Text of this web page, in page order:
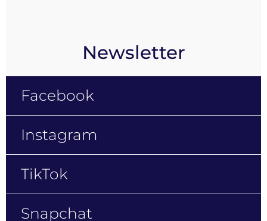
Newsletter
Facebook
Instagram
TikTok
Snapchat